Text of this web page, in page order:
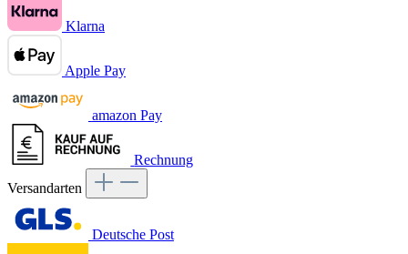
Klarna
Apple Pay
amazon Pay
Rechnung
Versandarten
Deutsche Post